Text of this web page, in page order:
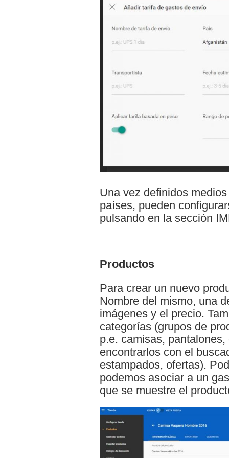
Una vez definidos
países, pueden
pulsando en la sección
Productos
Para crear un nuevo
Nombre del mismo, una
imágenes y el precio.
categorías (grupos de
p.e. camisas,
encontrarlos con el
estampados, ofertas).
podemos asociar a un
que se muestre el